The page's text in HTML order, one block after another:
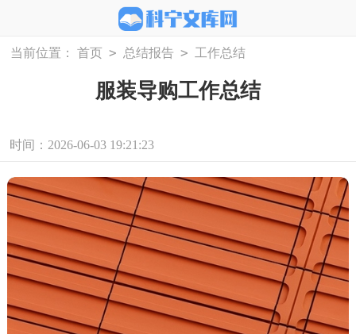
当前位置： 首页 > 总结报告 > 工作总结
服装导购工作总结
时间：2026-06-03 19:21:23